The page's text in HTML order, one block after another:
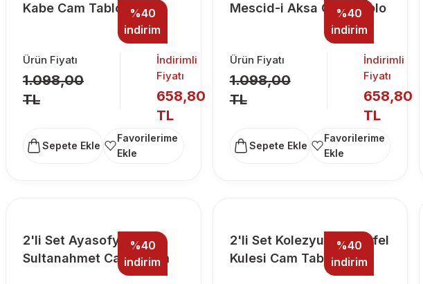
%40
indirim
Kabe Cam Tablo
Ürün Fiyatı
1.098,00
TL
İndirimli
Fiyatı
658,80
TL
Sepete Ekle
%40
indirim
Mescid-i Aksa Cam Tablo
Ürün Fiyatı
1.098,00
TL
İndirimli
Fiyatı
658,80
TL
Sepete Ekle
%40
indirim
2'li Set Ayasofya ve
Sultanahmet Camii Cam
%40
indirim
2'li Set Kolezyum ve Eyfel
Kulesi Cam Tablo